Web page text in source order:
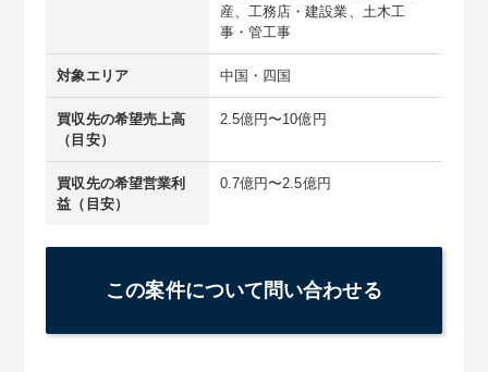
産、工務店・建設業、土木工
事・管工事
対象エリア 中国・四国
買収先の希望売上高
（目安）
2.5億円〜10億円
買収先の希望営業利
益（目安）
0.7億円〜2.5億円
この案件について問い合わせる